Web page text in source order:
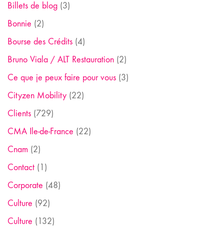
Billets de blog (3)
Bonnie (2)
Bourse des Crédits (4)
Bruno Viala / ALT Restauration (2)
Ce que je peux faire pour vous (3)
Cityzen Mobility (22)
Clients (729)
CMA Ile-de-France (22)
Cnam (2)
Contact (1)
Corporate (48)
Culture (92)
Culture (132)